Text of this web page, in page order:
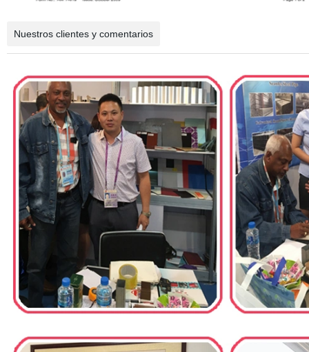
Nuestros clientes y comentarios